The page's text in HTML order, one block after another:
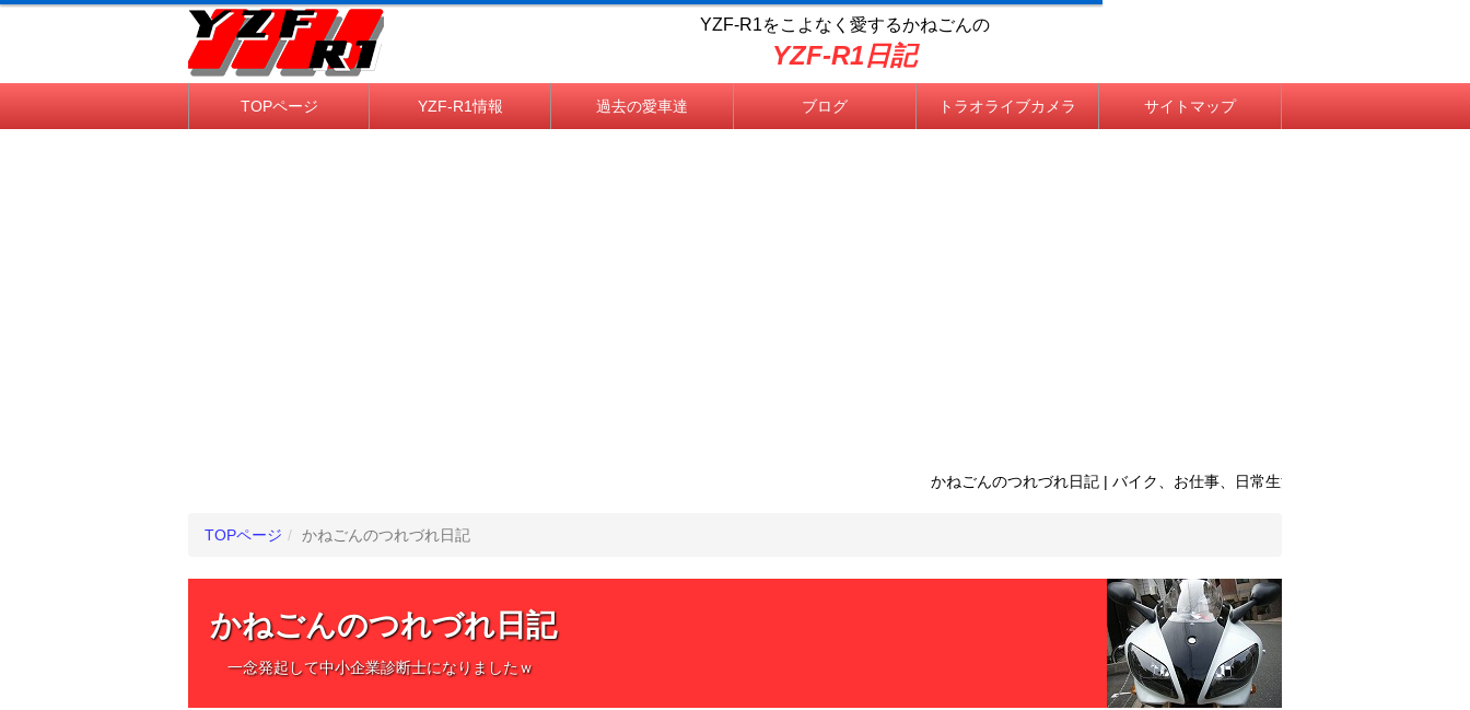
YZF-R1をこよなく 愛するかねごんの
YZF-R1日記
TOPページ YZF-R1情報 過去の愛車達 ブログ トラオライブカメラ サイトマップ
かねごんのつれづれ日記 | バイク、お仕事、日常生活について、そこはかとなく
TOPページ かねごんのつれづれ日記
かねごんのつれづれ日記
一念発起して中小企業診断士になりましたｗ